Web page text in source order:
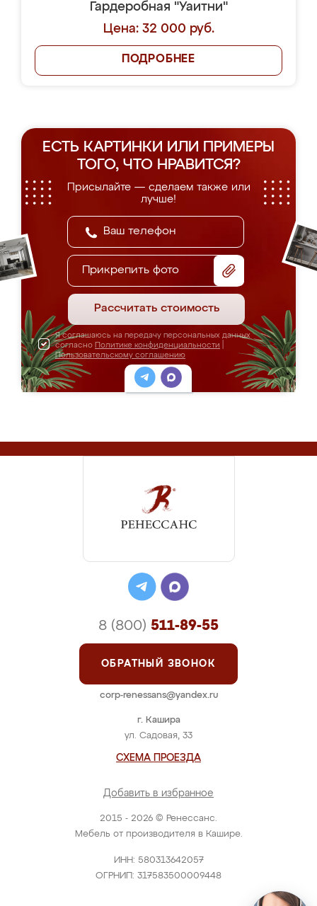
Гардеробная "Уаитни"
Цена: 32 000 руб.
ПОДРОБНЕЕ
ЕСТЬ КАРТИНКИ ИЛИ ПРИМЕРЫ
ТОГО, ЧТО НРАВИТСЯ?
Присылайте — сделаем также или
лучше!
Прикрепить фото
Рассчитать стоимость
Я соглашаюсь на передачу персональных данных
согласно Политике конфиденциальности
Пользовательскому соглашению
2015 - 2026 © Ренессанс.
Мебель от производителя в Кашире.
ИНН: 580313642057
ОГРНИП: 317583500009448
г. Кашира
ул. Садовая, 33
СХЕМА ПРОЕЗДА
Добавить в избранное
8 (800) 511-89-55
ОБРАТНЫЙ ЗВОНОК
corp-renessans@yandex.ru